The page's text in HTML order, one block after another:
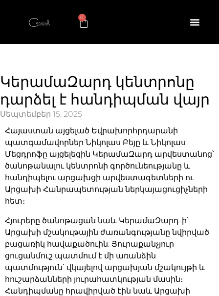
0
ԿերամաԶարդ կենտրոնը
դարձել է հանդիպման վայր
Սեպտեմբեր 15, 2025
Հայաստան այցելած Եվրախորհրդարանի
պատգամավորներ Նիկոլաս Բեյը և Նիկոլաս
Մեցդրոֆը այցելեցին ԿերամաԶարդ արվեստանոց՝
ծանոթանալու կենտրոնի գործունեությանը և
հանդիպելու արցախցի արվեստագետների ու
Արցախի Հանրապետության ներկայացուցիչների
հետ։
Հյուրերը ծանոթացան նաև ԿերամաԶարդ-ի՝
Արցախի մշակութային ժառանգությանը նվիրված
բացառիկ հավաքածուին: Յուրաքանչյուր
ցուցանմուշ պատմում է մի առանձին
պատմություն՝ վկայելով արցախյան մշակույթի և
հուշարձանների յուրահատկության մասին։
Հանդիպմանը հրավիրված էին նաև Արցախի